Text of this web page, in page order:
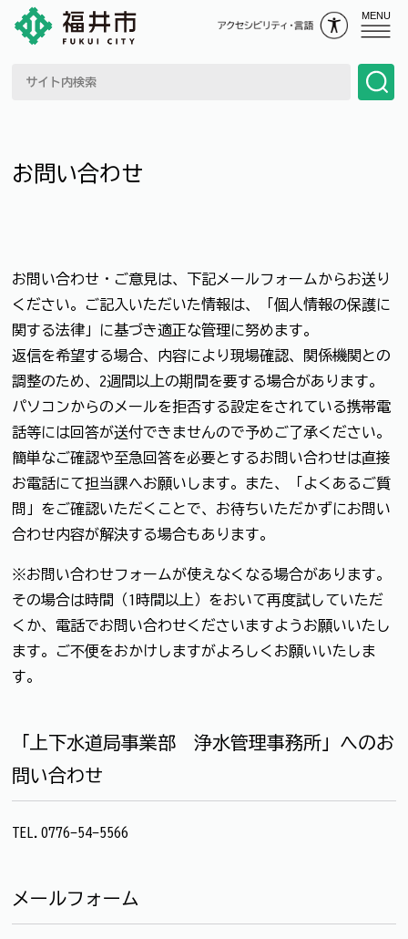
MENU
お問い合わせ
お問い合わせ・ご意見は、下記メールフォームからお送り
ください。ご記入いただいた情報は、「個人情報の保護に
関する法律」に基づき適正な管理に努めます。
返信を希望する場合、内容により現場確認、関係機関との
調整のため、2週間以上の期間を要する場合があります。
パソコンからのメールを拒否する設定をされている携帯電
話等には回答が送付できませんので予めご了承ください。
簡単なご確認や至急回答を必要とするお問い合わせは直接
お電話にて担当課へお願いします。また、「よくあるご質
問」をご確認いただくことで、お待ちいただかずにお問い
合わせ内容が解決する場合もあります。
※お問い合わせフォームが使えなくなる場合があります。
その場合は時間（1時間以上）をおいて再度試していただ
くか、電話でお問い合わせくださいますようお願いいたし
ます。ご不便をおかけしますがよろしくお願いいたしま
す。
「上下水道局事業部 浄水管理事務所」へのお
問い合わせ
TEL.0776-54-5566
メールフォーム